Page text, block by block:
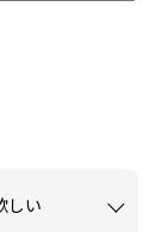
しい